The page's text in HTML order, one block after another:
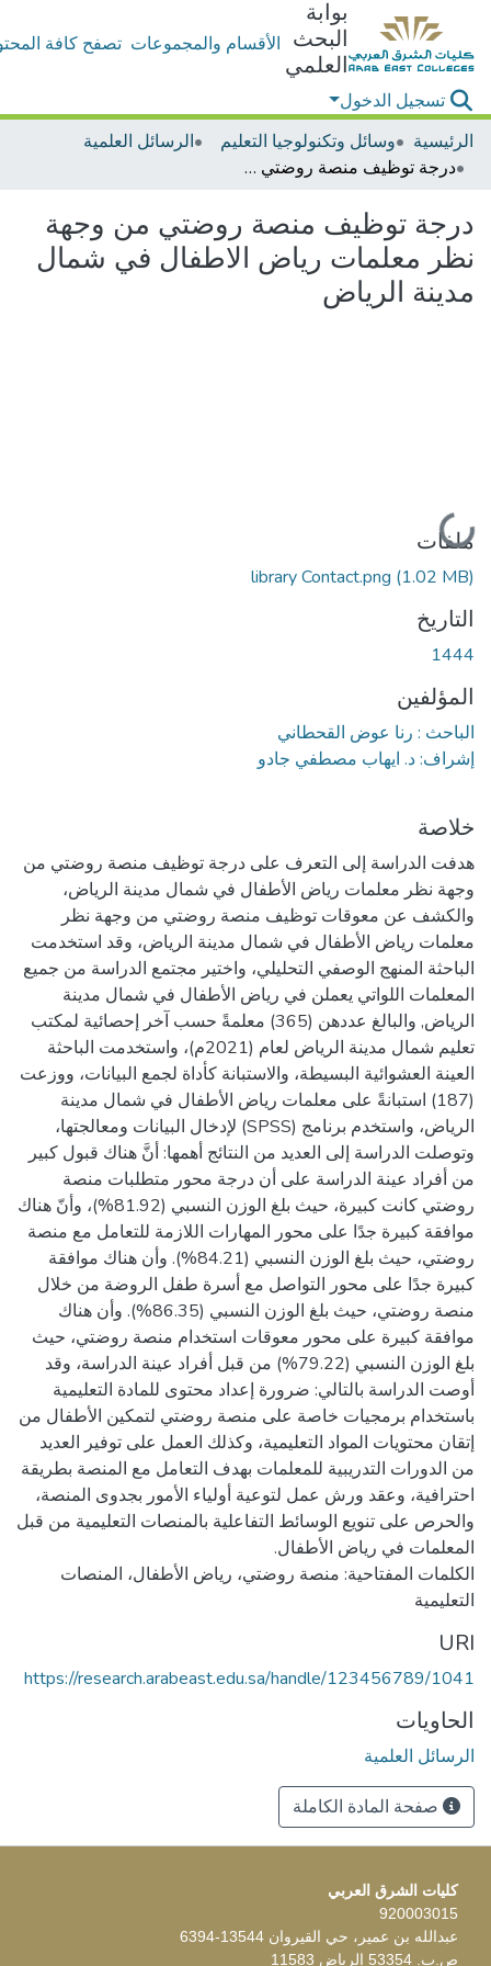
بوابة
البحث
العلمي
الأقسام والمجموعات تصفح كافة
تسجيل الدخول
الرئيسية
وسائل وتكنولوجيا التعليم
الرسائل العلمية
درجة توظيف منصة روضتي من وجهة نظر معلمات رياض الاطفال في شمال مدينة الرياض
درجة توظيف منصة روضتي من وجهة
نظر معلمات رياض الاطفال في شمال
مدينة الرياض
جاري التحميل...
ملفات
library Contact.png (1.02 MB)
التاريخ
1444
المؤلفين
الباحث : رنا عوض القحطاني
إشراف: د. ايهاب مصطفي جادو
خلاصة
هدفت الدراسة إلى التعرف على درجة توظيف منصة روضتي من
وجهة نظر معلمات رياض الأطفال في شمال مدينة الرياض،
والكشف عن معوقات توظيف منصة روضتي من وجهة نظر
معلمات رياض الأطفال في شمال مدينة الرياض، وقد استخدمت
الباحثة المنهج الوصفي التحليلي، واختير مجتمع الدراسة من جميع
المعلمات اللواتي يعملن في رياض الأطفال في شمال مدينة
الرياض, والبالغ عددهن (365) معلمةً حسب آخر إحصائية لمكتب
تعليم شمال مدينة الرياض لعام (2021م)، واستخدمت الباحثة
العينة العشوائية البسيطة، والاستبانة كأداة لجمع البيانات، ووزعت
(187) استبانةً على معلمات رياض الأطفال في شمال مدينة
الرياض، واستخدم برنامج (SPSS) لإدخال البيانات ومعالجتها،
وتوصلت الدراسة إلى العديد من النتائج أهمها: أنَّ هناك قبول كبير
من أفراد عينة الدراسة على أن درجة محور متطلبات منصة
روضتي كانت كبيرة، حيث بلغ الوزن النسبي (81.92%)، وأنّ هناك
موافقة كبيرة جدًا على محور المهارات اللازمة للتعامل مع منصة
روضتي، حيث بلغ الوزن النسبي (84.21%). وأن هناك موافقة
كبيرة جدًا على محور التواصل مع أسرة طفل الروضة من خلال
منصة روضتي، حيث بلغ الوزن النسبي (86.35%). وأن هناك
موافقة كبيرة على محور معوقات استخدام منصة روضتي، حيث
بلغ الوزن النسبي (79.22%) من قبل أفراد عينة الدراسة، وقد
أوصت الدراسة بالتالي: ضرورة إعداد محتوى للمادة التعليمية
باستخدام برمجيات خاصة على منصة روضتي لتمكين الأطفال من
إتقان محتويات المواد التعليمية، وكذلك العمل على توفير العديد
من الدورات التدريبية للمعلمات بهدف التعامل مع المنصة بطريقة
احترافية، وعقد ورش عمل لتوعية أولياء الأمور بجدوى المنصة،
والحرص على تنويع الوسائط التفاعلية بالمنصات التعليمية من قبل
الكلمات المفتاحية: منصة روضتي، رياض الأطفال، المنصات
التعليمية
URI
https://research.arabeast.edu.sa/handle/123456789/1041
الحاويات
الرسائل العلمية
صفحة المادة الكاملة
كليات الشرق العربي
920003015
عبدالله بن عمير، حي القيروان 13544-6394
ص.ب. 53354 الرياض 11583